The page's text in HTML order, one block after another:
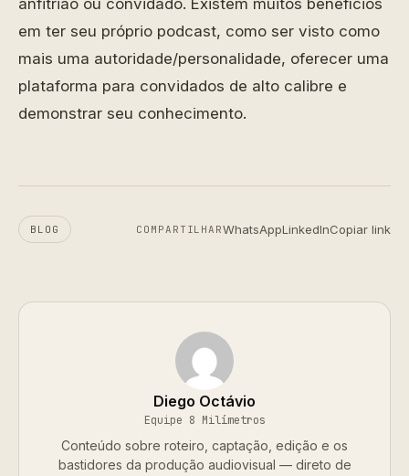
anfitrião ou convidado. Existem muitos benefícios
em ter seu próprio podcast, como ser visto como
mais uma autoridade/personalidade, oferecer uma
plataforma para convidados de alto calibre e
demonstrar seu conhecimento.
BLOG COMPARTILHARWhatsAppLinkedInCopiar link
Diego Octávio
Equipe 8 Milímetros
Conteúdo sobre roteiro, captação, edição e os
bastidores da produção audiovisual — direto de